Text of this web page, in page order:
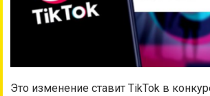
Это изменение ставит TikTok в